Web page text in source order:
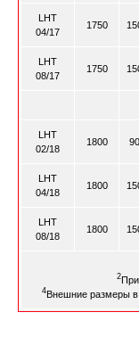
LHT
04/17
1750
LHT
08/17
1750
LHT
02/18
1800 90
LHT
04/18
1800
LHT
08/18
1800
2
4Внешние размеры в